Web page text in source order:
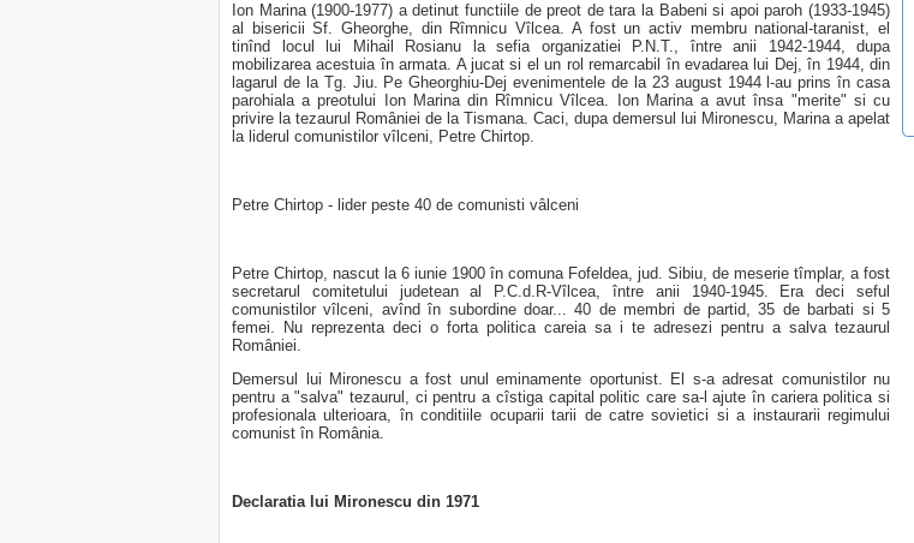
Ion Marina (1900-1977) a detinut functiile de preot de tara la Babeni si apoi paroh (1933-1945)
al bisericii Sf. Gheorghe, din Rîmnicu Vîlcea. A fost un activ membru national-taranist, el
tinînd locul lui Mihail Rosianu la sefia organizatiei P.N.T., între anii 1942-1944, dupa
mobilizarea acestuia în armata. A jucat si el un rol remarcabil în evadarea lui Dej, în 1944, din
lagarul de la Tg. Jiu. Pe Gheorghiu-Dej evenimentele de la 23 august 1944 l-au prins în casa
parohiala a preotului Ion Marina din Rîmnicu Vîlcea. Ion Marina a avut însa "merite" si cu
privire la tezaurul României de la Tismana. Caci, dupa demersul lui Mironescu, Marina a apelat
la liderul comunistilor vîlceni, Petre Chirtop.
Petre Chirtop - lider peste 40 de comunisti vâlceni
Petre Chirtop, nascut la 6 iunie 1900 în comuna Fofeldea, jud. Sibiu, de meserie tîmplar, a fost
secretarul comitetului judetean al P.C.d.R-Vîlcea, între anii 1940-1945. Era deci seful
comunistilor vîlceni, avînd în subordine doar... 40 de membri de partid, 35 de barbati si 5
femei. Nu reprezenta deci o forta politica careia sa i te adresezi pentru a salva tezaurul
României.
Demersul lui Mironescu a fost unul eminamente oportunist. El s-a adresat comunistilor nu
pentru a "salva" tezaurul, ci pentru a cîstiga capital politic care sa-l ajute în cariera politica si
profesionala ulterioara, în conditiile ocuparii tarii de catre sovietici si a instaurarii regimului
comunist în România.
Declaratia lui Mironescu din 1971